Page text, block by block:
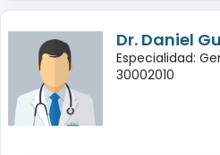
Dr. Daniel
Especialidad:
30002010